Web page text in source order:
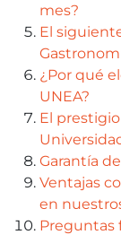
mes?
El
¿Por qué
UNEA?
El
Garantía
Ventajas
en
Preguntas